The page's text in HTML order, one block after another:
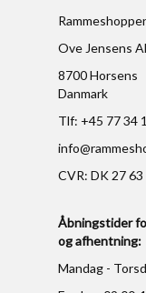
Ove Jensens
8700 Horsens
Danmark
Tlf: +45 77 34
CVR: DK 27 63
Åbningstider
og afhentning:
Mandag -